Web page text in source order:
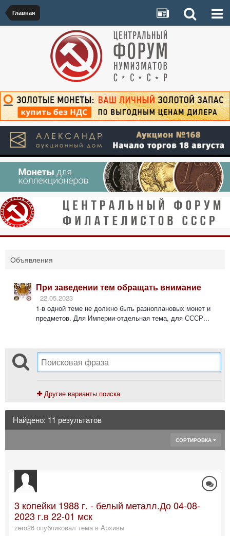
Главная
Объявления
При заведении тем обращать внимание
22.05.2023
1-в одной теме не должно быть разноплановых монет и
предметов. Для Империи-отдельная тема, для СССР...
Другие варианты поиска
Найдено: 11 результатов
СОРТИРОВКА
3 копейки 1988 г. - белый металл.До 04-08-
2023 г.в 22-01 мск
zero26 опубликовал тема в Архивы